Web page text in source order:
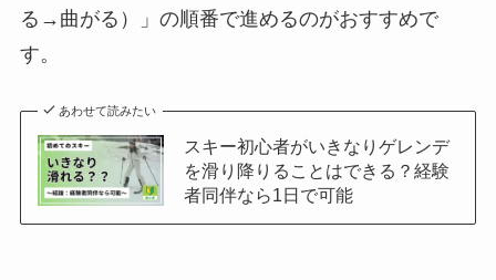
る→曲がる）」の順番で進めるのがおすすめで
す。
あわせて読みたい
スキー初心者がいきなりゲレンデ
を滑り降りることはできる？経験
者同伴なら1日で可能